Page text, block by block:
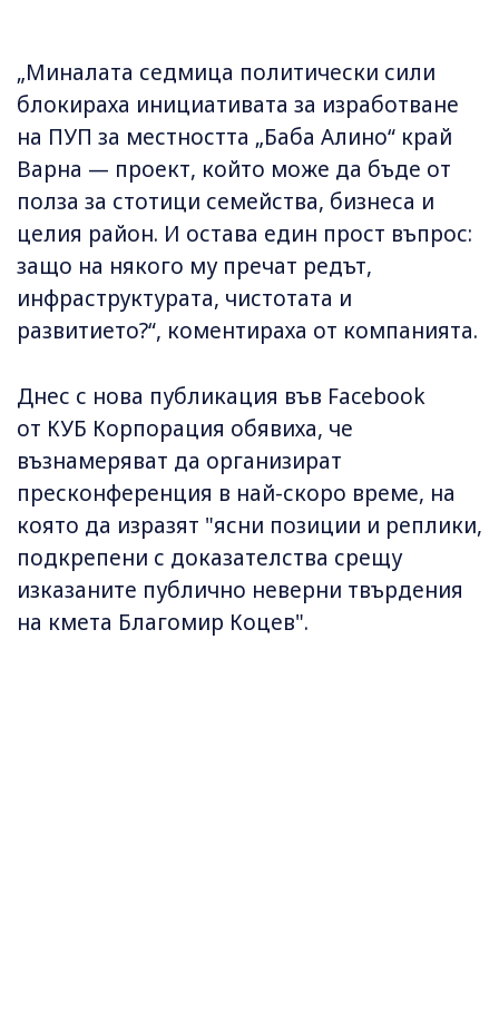
„Миналата седмица политически сили
блокираха инициативата за изработване
на ПУП за местността „Баба Алино“ край
Варна — проект, който може да бъде от
полза за стотици семейства, бизнеса и
целия район. И остава един прост въпрос:
защо на някого му пречат редът,
инфраструктурата, чистотата и
развитието?“, коментираха от компанията.
Днес с нова публикация във Facebook
от КУБ Корпорация обявиха, че
възнамеряват да организират
пресконференция в най-скоро време, на
която да изразят "ясни позиции и реплики,
подкрепени с доказателства срещу
изказаните публично неверни твърдения
на кмета Благомир Коцев".